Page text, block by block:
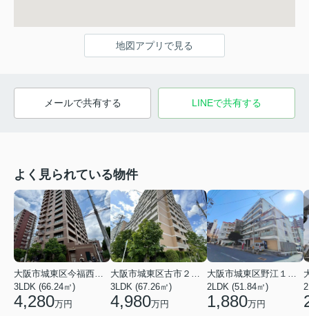
地図アプリで見る
メールで共有する LINEで共有する
よく見られている物件
大阪市城東区今福西６丁目
3LDK (66.24㎡)
4,280万円
大阪市城東区古市２丁目
3LDK (67.26㎡)
4,980万円
大阪市城東区野江１丁目
2LDK (51.84㎡)
1,880万円